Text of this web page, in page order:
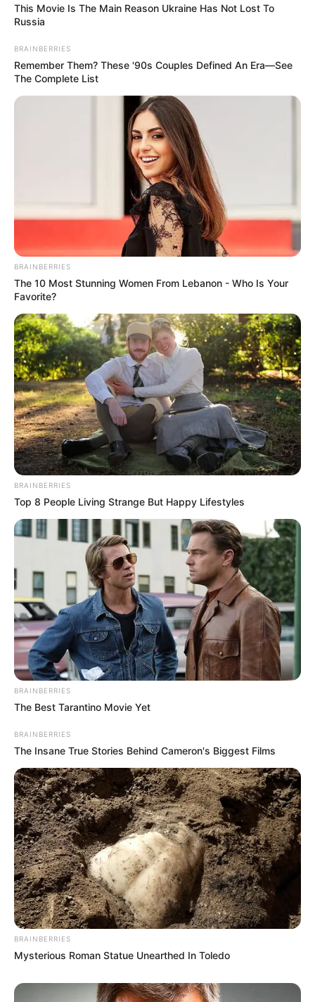
This Movie Is The Main Reason Ukraine Has Not Lost To
Russia
BRAINBERRIES
Remember Them? These '90s Couples Defined An Era—See
The Complete List
BRAINBERRIES
The 10 Most Stunning Women From Lebanon - Who Is Your
Favorite?
BRAINBERRIES
Top 8 People Living Strange But Happy Lifestyles
BRAINBERRIES
The Best Tarantino Movie Yet
BRAINBERRIES
The Insane True Stories Behind Cameron's Biggest Films
BRAINBERRIES
Mysterious Roman Statue Unearthed In Toledo